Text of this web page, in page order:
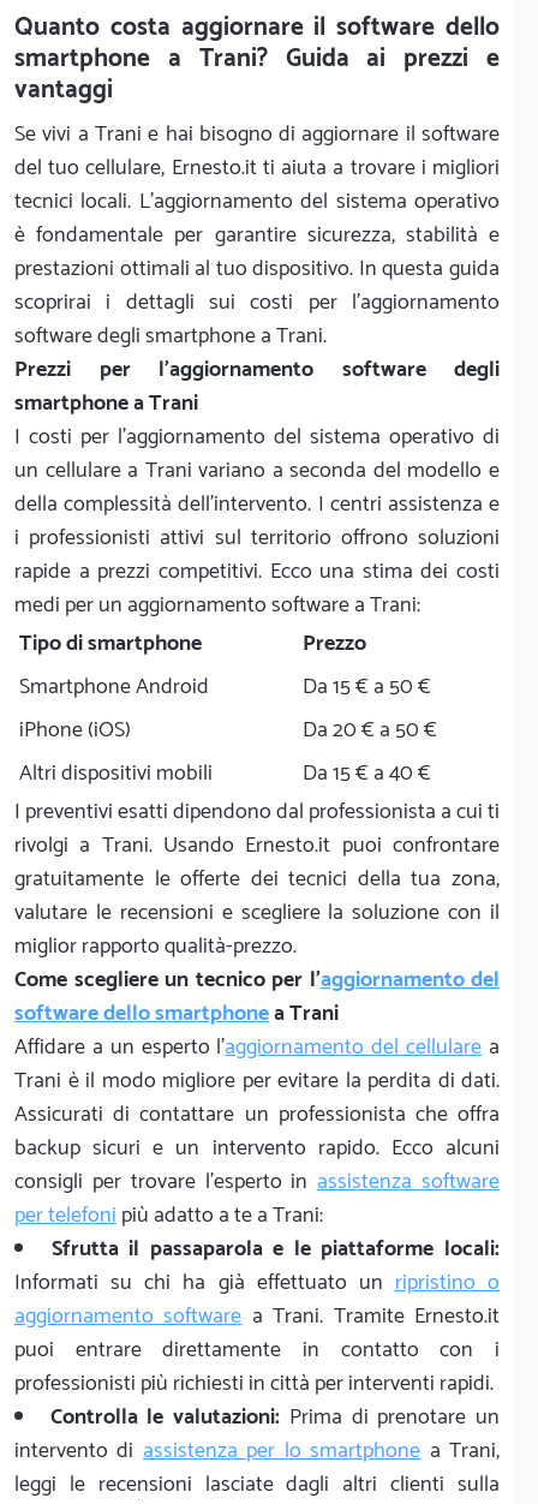
Quanto costa aggiornare il software dello
smartphone a Trani? Guida ai prezzi e
vantaggi
Se vivi a Trani e hai bisogno di aggiornare il software
del tuo cellulare, Ernesto.it ti aiuta a trovare i migliori
tecnici locali. L'aggiornamento del sistema operativo
è fondamentale per garantire sicurezza, stabilità e
prestazioni ottimali al tuo dispositivo. In questa guida
scoprirai i dettagli sui costi per l'aggiornamento
software degli smartphone a Trani.
Prezzi per l'aggiornamento software degli
smartphone a Trani
I costi per l'aggiornamento del sistema operativo di
un cellulare a Trani variano a seconda del modello e
della complessità dell'intervento. I centri assistenza e
i professionisti attivi sul territorio offrono soluzioni
rapide a prezzi competitivi. Ecco una stima dei costi
medi per un aggiornamento software a Trani:
Tipo di smartphone
Prezzo
Smartphone Android
Da 15 € a 50 €
iPhone (iOS)
Da 20 € a 50 €
Altri dispositivi mobili
Da 15 € a 40 €
I preventivi esatti dipendono dal professionista a cui ti
rivolgi a Trani. Usando Ernesto.it puoi confrontare
gratuitamente le offerte dei tecnici della tua zona,
valutare le recensioni e scegliere la soluzione con il
miglior rapporto qualità-prezzo.
Come scegliere un tecnico per l'aggiornamento del
software dello smartphonea Trani
Affidare a un esperto l'aggiornamento del cellularea
Trani è il modo migliore per evitare la perdita di dati.
Assicurati di contattare un professionista che offra
backup sicuri e un intervento rapido. Ecco alcuni
consigli per trovare l'esperto inassistenza software
per telefonipiù adatto a te a Trani:
Sfrutta il passaparola e le piattaforme locali:
Informati su chi ha già effettuato un ripristino o
aggiornamento softwarea Trani. Tramite Ernesto.it
puoi entrare direttamente in contatto con i
professionisti più richiesti in città per interventi rapidi.
Controlla le valutazioni: Prima di prenotare un
intervento diassistenza per lo smartphonea Trani,
leggi le recensioni lasciate dagli altri clienti sulla